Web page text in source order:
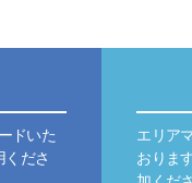
ドいた
くださ
エリア
おりま